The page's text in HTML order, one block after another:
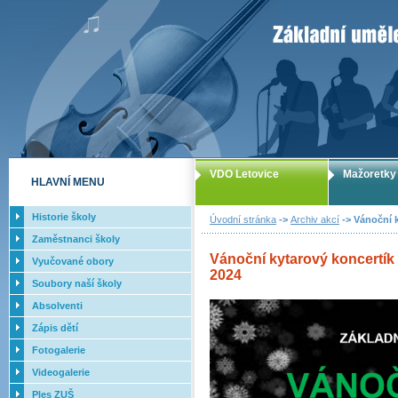
ZUŠ Letovice
Úvodní stránka -> Archiv akcí -> Vánoční
Vánoční kytarový koncertík
2024
VDO Letovice Mažoretky
HLAVNÍ MENU
Historie školy
Zaměstnanci školy
Vyučované obory
Soubory naší školy
Absolventi
Zápis dětí
Fotogalerie
Videogalerie
Ples ZUŠ